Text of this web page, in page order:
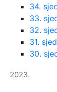
34.
33.
32.
31.
30.
2023.